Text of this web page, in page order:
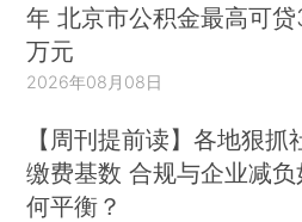
年 北京市公积金最高可
万元
2026年08月08日
【周刊提前读】各地狠抓
缴费基数 合规与企业减负
何平衡？